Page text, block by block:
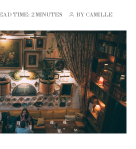
TIME: 2 MINUTES BY CAMILLE